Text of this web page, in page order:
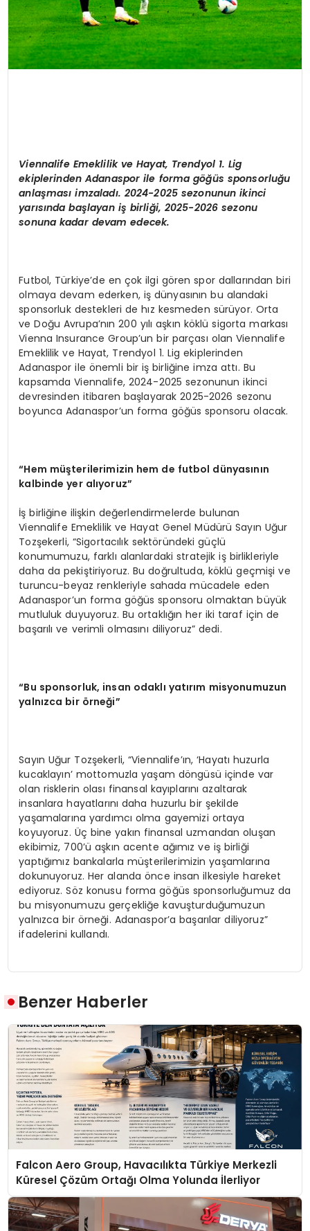
Viennalife Emeklilik ve Hayat, Trendyol 1. Lig
ekiplerinden Adanaspor ile forma göğüs sponsorluğu
anlaşması imzaladı. 2024-2025 sezonunun ikinci
yarısında başlayan iş birliği, 2025-2026 sezonu
sonuna kadar devam edecek.
Futbol, Türkiye’de en çok ilgi gören spor dallarından biri
olmaya devam ederken, iş dünyasının bu alandaki
sponsorluk destekleri de hız kesmeden sürüyor. Orta
ve Doğu Avrupa’nın 200 yılı aşkın köklü sigorta markası
Vienna Insurance Group’un bir parçası olan Viennalife
Emeklilik ve Hayat, Trendyol 1. Lig ekiplerinden
Adanaspor ile önemli bir iş birliğine imza attı. Bu
kapsamda Viennalife, 2024-2025 sezonunun ikinci
devresinden itibaren başlayarak 2025-2026 sezonu
boyunca Adanaspor’un forma göğüs sponsoru olacak.
“Hem müşterilerimizin hem de futbol dünyasının
kalbinde yer alıyoruz”
İş birliğine ilişkin değerlendirmelerde bulunan
Viennalife Emeklilik ve Hayat Genel Müdürü Sayın Uğur
Tozşekerli, “Sigortacılık sektöründeki güçlü
konumumuzu, farklı alanlardaki stratejik iş birlikleriyle
daha da pekiştiriyoruz. Bu doğrultuda, köklü geçmişi ve
turuncu-beyaz renkleriyle sahada mücadele eden
Adanaspor’un forma göğüs sponsoru olmaktan büyük
mutluluk duyuyoruz. Bu ortaklığın her iki taraf için de
başarılı ve verimli olmasını diliyoruz” dedi.
“Bu sponsorluk, insan odaklı yatırım misyonumuzun
yalnızca bir örneği”
Sayın Uğur Tozşekerli, “Viennalife’ın, ‘Hayatı huzurla
kucaklayın’ mottomuzla yaşam döngüsü içinde var
olan risklerin olası finansal kayıplarını azaltarak
insanlara hayatlarını daha huzurlu bir şekilde
yaşamalarına yardımcı olma gayemizi ortaya
koyuyoruz. Üç bine yakın finansal uzmandan oluşan
ekibimiz, 700’ü aşkın acente ağımız ve iş birliği
yaptığımız bankalarla müşterilerimizin yaşamlarına
dokunuyoruz. Her alanda önce insan ilkesiyle hareket
ediyoruz. Söz konusu forma göğüs sponsorluğumuz da
bu misyonumuzu gerçekliğe kavuşturduğumuzun
yalnızca bir örneği. Adanaspor’a başarılar diliyoruz”
ifadelerini kullandı.
Benzer Haberler
Falcon Aero Group, Havacılıkta Türkiye Merkezli
Küresel Çözüm Ortağı Olma Yolunda İlerliyor